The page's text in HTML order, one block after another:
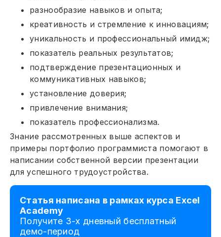
разнообразие навыков и опыта;
креативность и стремление к инновациям;
уникальность и профессиональный имидж;
показатель реальных результатов;
подтверждение презентационных и
коммуникативных навыков;
установление доверия;
привлечение внимания;
показатель профессионализма.
Знание рассмотренных выше аспектов и
примеры портфолио программиста помогают в
написании собственной версии презентации
для успешного трудоустройства.
Статья написана в рамках курса Excel
Academy
Получите 3-х дневный бесплатный
демо-период